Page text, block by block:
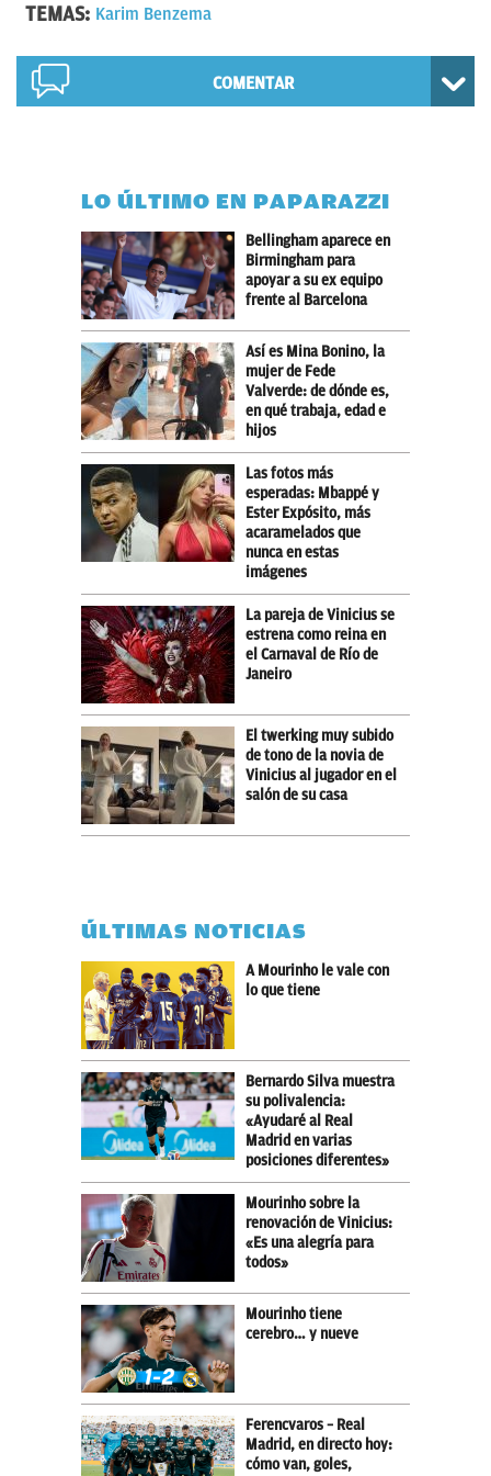
TEMAS: Karim Benzema
COMENTAR
LO ÚLTIMO EN PAPARAZZI
Bellingham aparece en
Birmingham para
apoyar a su ex equipo
frente al Barcelona
Así es Mina Bonino, la
mujer de Fede
Valverde: de dónde es,
en qué trabaja, edad e
hijos
Las fotos más
esperadas: Mbappé y
Ester Expósito, más
acaramelados que
nunca en estas
imágenes
La pareja de Vinicius se
estrena como reina en
el Carnaval de Río de
Janeiro
El twerking muy subido
de tono de la novia de
Vinicius al jugador en el
salón de su casa
ÚLTIMAS NOTICIAS
A Mourinho le vale con
lo que tiene
Bernardo Silva muestra
su polivalencia:
«Ayudaré al Real
Madrid en varias
posiciones diferentes»
Mourinho sobre la
renovación de Vinicius:
«Es una alegría para
todos»
Mourinho tiene
cerebro… y nueve
Ferencvaros – Real
Madrid, en directo hoy:
cómo van, goles,